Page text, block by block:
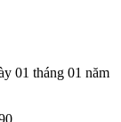
01 tháng 01 năm